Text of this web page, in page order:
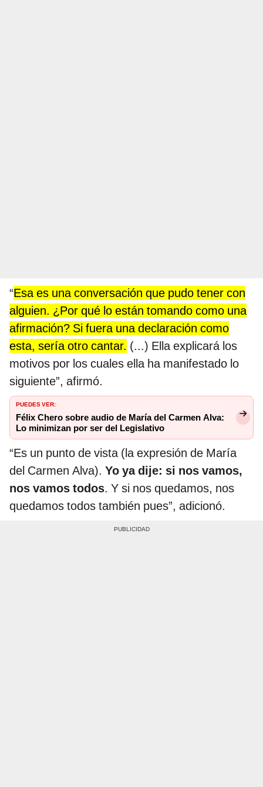
“Esa es una conversación que pudo tener con
alguien. ¿Por qué lo están tomando como una
afirmación? Si fuera una declaración como
esta, sería otro cantar. (...) Ella explicará los
motivos por los cuales ella ha manifestado lo
siguiente”, afirmó.
PUEDES VER:
Félix Chero sobre audio de María del Carmen Alva:
Lo minimizan por ser del Legislativo
“Es un punto de vista (la expresión de María
del Carmen Alva). Yo ya dije: si nos vamos,
nos vamos todos. Y si nos quedamos, nos
quedamos todos también pues”, adicionó.